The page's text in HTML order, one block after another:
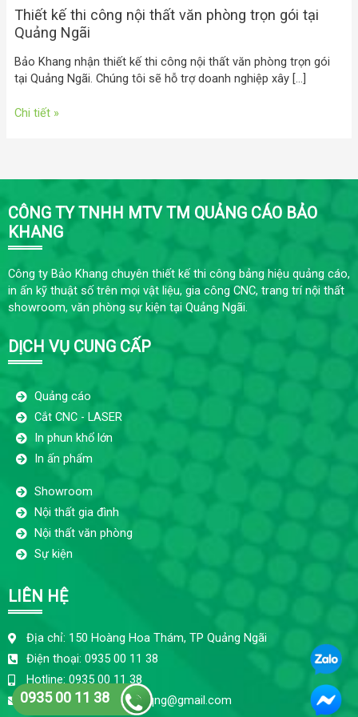
Thiết kế thi công nội thất văn phòng trọn gói tại
Quảng Ngãi
Bảo Khang nhận thiết kế thi công nội thất văn phòng trọn gói
tại Quảng Ngãi. Chúng tôi sẽ hỗ trợ doanh nghiệp xây […]
Chi tiết »
CÔNG TY TNHH MTV TM QUẢNG CÁO BẢO
KHANG
Công ty Bảo Khang chuyên thiết kế thi công bảng hiệu quảng cáo,
in ấn kỹ thuật số trên mọi vật liệu, gia công CNC, trang trí nội thất
showroom, văn phòng sự kiện tại Quảng Ngãi.
DỊCH VỤ CUNG CẤP
Quảng cáo
Cắt CNC - LASER
In phun khổ lớn
In ấn phẩm
Showroom
Nội thất gia đình
Nội thất văn phòng
Sự kiện
LIÊN HỆ
Địa chỉ: 150 Hoàng Hoa Thám, TP Quảng Ngãi
Điện thoại: 0935 00 11 38
Hotline: 0935 00 11 38
ctyquangcaobaokhang.qng@gmail.com
0935 00 11 38